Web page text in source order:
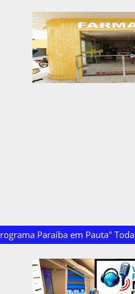
Paraíba em Pauta"